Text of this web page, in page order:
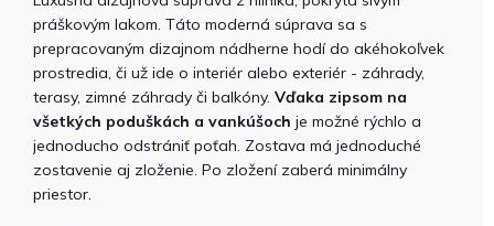
práškovým lakom. Táto moderná súprava sa s
prepracovaným dizajnom nádherne hodí do akéhokoľvek
prostredia, či už ide o interiér alebo exteriér - záhrady,
terasy, zimné záhrady či balkóny. Vďaka zipsom na
všetkých poduškách a vankúšoch je možné rýchlo a
jednoducho odstrániť poťah. Zostava má jednoduché
zostavenie aj zloženie. Po zložení zaberá minimálny
priestor.